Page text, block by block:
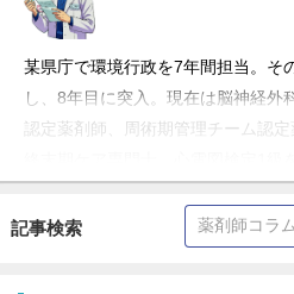
某県庁で環境行政を7年間担当。そ
し、8年目に突入。現在は脳神経外
認定薬剤師、周術期管理チーム認
終末期ケア専門士、心電図検定1
記事検索